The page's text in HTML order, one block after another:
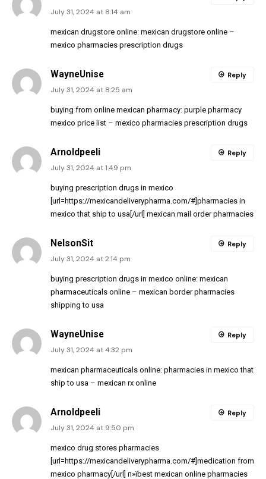
July 31, 2024 at 8:14 am
mexican drugstore online: mexican drugstore online –
mexico pharmacies prescription drugs
WayneUnise
July 31, 2024 at 8:25 am
buying from online mexican pharmacy: purple pharmacy
mexico price list – mexico pharmacies prescription drugs
Reply
Arnoldpeeli
July 31, 2024 at 1:49 pm
buying prescription drugs in mexico
[url=https://mexicandeliverypharma.com/#]pharmacies in
mexico that ship to usa[/url] mexican mail order pharmacies
Reply
NelsonSit
July 31, 2024 at 2:14 pm
buying prescription drugs in mexico online: mexican
pharmaceuticals online – mexican border pharmacies
shipping to usa
Reply
WayneUnise
July 31, 2024 at 4:32 pm
mexican pharmaceuticals online: pharmacies in mexico that
ship to usa – mexican rx online
Reply
Arnoldpeeli
July 31, 2024 at 9:50 pm
mexico drug stores pharmacies
[url=https://mexicandeliverypharma.com/#]medication from
mexico pharmacy[/url] п»їbest mexican online pharmacies
Reply